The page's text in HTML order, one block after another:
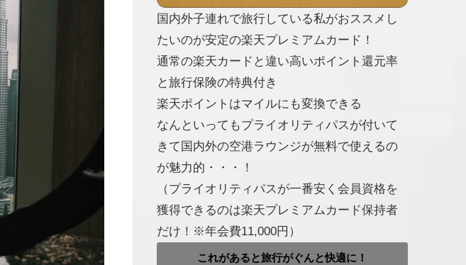
国内外子連れで旅行している私がおススメし
たいのが安定の楽天プレミアムカード！
通常の楽天カードと違い高いポイント還元率
と旅行保険の特典付き
楽天ポイントはマイルにも変換できる
なんといってもプライオリティパスが付いて
きて国内外の空港ラウンジが無料で使えるの
が魅力的・・・！
（プライオリティパスが一番安く会員資格を
獲得できるのは楽天プレミアムカード保持者
だけ！※年会費11,000円）
これがあると旅行がぐんと快適に！